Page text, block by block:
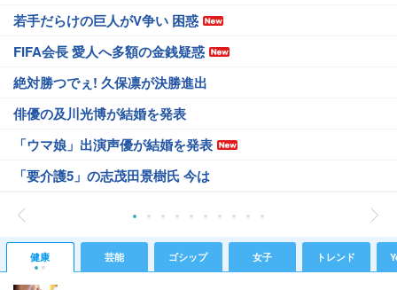
若手だらけの巨人がV争い 困惑
FIFA会長 愛人へ多額の金銭疑惑
絶対勝つでぇ! 久保凛が決勝進出
俳優の及川光博が結婚を発表
「ウマ娘」出演声優が結婚を発表
「要介護5」の志茂田景樹氏 今は
健康 芸能 ゴシップ 女子 トレンド